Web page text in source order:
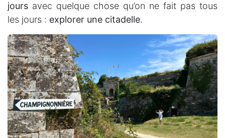
jours avec quelque chose qu’on ne fait pas tous
les jours : explorer une citadelle.